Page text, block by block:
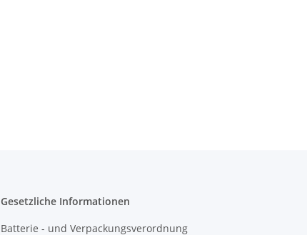
Gesetzliche Informationen
Batterie - und Verpackungsverordnung